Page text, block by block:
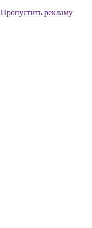
Пропустить рекламу